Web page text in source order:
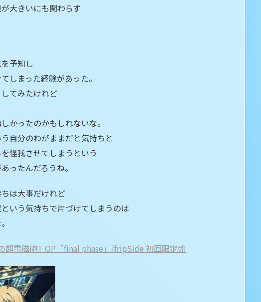
大きいにも関わらず
予知し
しまった経験があった。
てみたけれど
かったのかもしれないな。
自分のわがままだと気持ちと
怪我させてしまうという
ったんだろうね。
は大事だけれど
いう気持ちで片づけてしまうのは
超電磁砲T OP「final phase」/fripSide 初回限定盤